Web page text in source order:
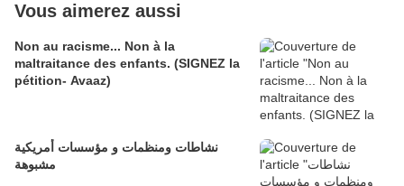
Vous aimerez aussi
Non au racisme... Non à la
maltraitance des enfants. (SIGNEZ la
pétition- Avaaz)
نشاطات ومنظمات و مؤسسات أمريكية
مشبوهة